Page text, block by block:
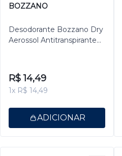
BOZZANO
Desodorante Bozzano Dry
Aerossol Antitranspirante
R$ 14,49
1x R$ 14,49
ADICIONAR